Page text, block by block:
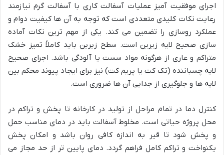
اجرای موفقیت آمیز عملیات آسفالت کاری با آسفالت گرم نیازمند
رعایت نکات کلیدی متعددی است که توجه به آن ها کیفیت دوام و
عملکرد روسازی را تضمین می کند. یکی از مهم ترین نکات آماده
سازی صحیح لایه زیرین است. سطح زیرین باید کاملاً تمیز خشک
متراکم و عاری از هرگونه مواد سست یا آلودگی باشد. اجرای صحیح
لایه چسباننده (تک کت یا پریم کت) نیز برای ایجاد پیوند محکم بین
لایه ها و جلوگیری از جدایی آن ها ضروری است.
کنترل دما در تمام مراحل از تولید در کارخانه تا پخش و تراکم در
محل پروژه حیاتی است. مخلوط آسفالت باید در دمای مناسب حمل
و پخش شود تا قیر به اندازه کافی روان باشد و امکان پخش
یکنواخت و تراکم کامل فراهم گردد. دمای پایین تر از حد مجاز می